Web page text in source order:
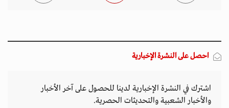
احصل على النشرة الإخبارية
اشترك في النشرة الإخبارية لدينا للحصول على آخر الأخبار
والأخبار الشعبية والتحديثات الحصرية.